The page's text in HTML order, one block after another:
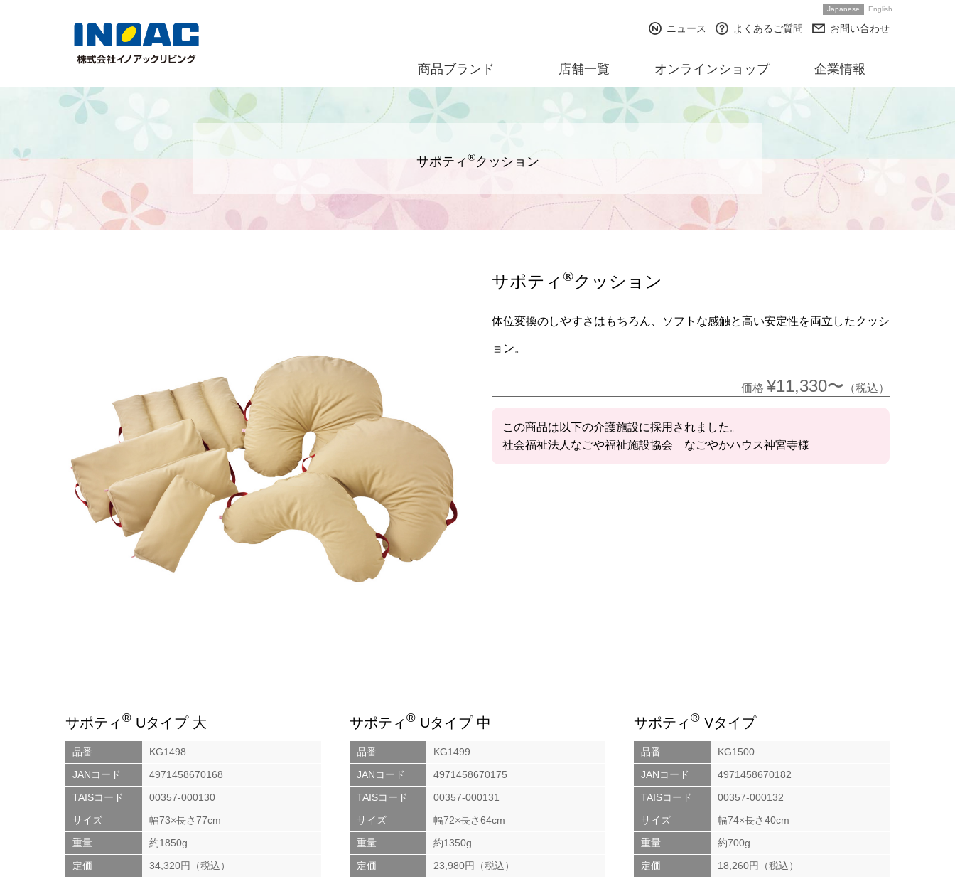
Japanese English
ニュース よくあるご質問 お問い合わせ
商品ブランド 店舗一覧 オンラインショップ 企業情報
サポティ®クッション
サポティ ®クッション
体位変換のしやすさはもちろん、ソフトな感触と高い安定性を両立したクッシ
ョン。
価格 ¥11,330〜 （税込）
この商品は以下の介護施設に採用されました。
社会福祉法人なごや福祉施設協会 なごやかハウス神宮寺様
サポティ ® Uタイプ 大
品番
KG1498
JANコード
4971458670168
TAISコード
00357-000130
サイズ
幅73×長さ77cm
重量
約1850g
定価
34,320円（税込）
サポティ ® Uタイプ 中
品番
KG1499
JANコード
4971458670175
TAISコード
00357-000131
サイズ
幅72×長さ64cm
重量
約1350g
定価
23,980円（税込）
サポティ ® Vタイプ
品番
KG1500
JANコード
4971458670182
TAISコード
00357-000132
サイズ
幅74×長さ40cm
重量
約700g
定価
18,260円（税込）